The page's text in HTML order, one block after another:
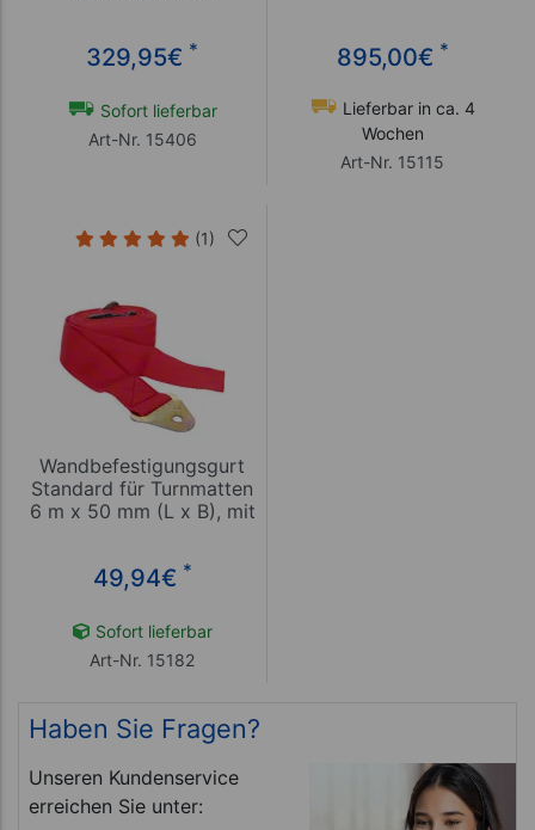
329,95€ *
Sofort lieferbar
Art-Nr. 15406
895,00€ *
Lieferbar in ca. 4
Wochen
Art-Nr. 15115
(1)
Wandbefestigungsgurt
Standard für Turnmatten
6 m x 50 mm (L x B), mit
49,94€ *
Sofort lieferbar
Art-Nr. 15182
Haben Sie Fragen?
Unseren Kundenservice
erreichen Sie unter: